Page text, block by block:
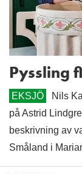
Pyssling
EKSJÖ
Nils
på Astrid
beskrivning av
Småland i